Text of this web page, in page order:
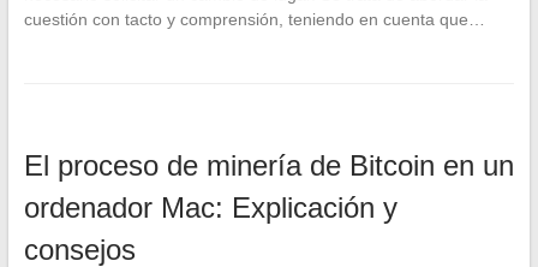
cuestión con tacto y comprensión, teniendo en cuenta que…
El proceso de minería de Bitcoin en un
ordenador Mac: Explicación y
consejos